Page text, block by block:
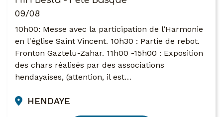
09/08
10h00: Messe avec la participation de l’Harmonie
en l'église Saint Vincent. 10h30 : Partie de rebot.
Fronton Gaztelu-Zahar. 11h00 -15h00 : Exposition
des chars réalisés par des associations
hendayaises, (attention, il est…
HENDAYE